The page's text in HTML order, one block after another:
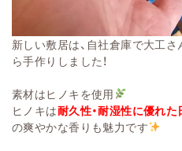
新しい敷居は、自社倉庫で大工
ら手作りしました！
素材はヒノキを使用
ヒノキは耐久性・耐湿性に優れ
の爽やかな香りも魅力です